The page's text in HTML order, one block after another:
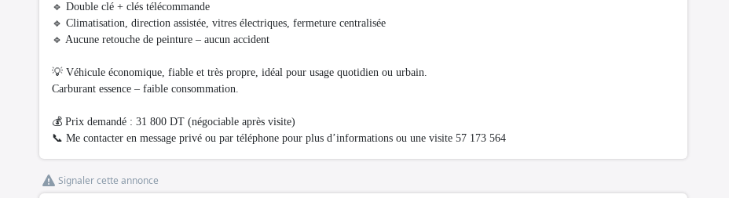
🔹 Double clé + clés télécommande
🔹 Climatisation, direction assistée, vitres électriques, fermeture centralisée
🔹 Aucune retouche de peinture – aucun accident
💡 Véhicule économique, fiable et très propre, idéal pour usage quotidien ou urbain.
Carburant essence – faible consommation.
💰 Prix demandé : 31 800 DT (négociable après visite)
📞 Me contacter en message privé ou par téléphone pour plus d’informations ou une visite 57 173 564
Signaler cette annonce